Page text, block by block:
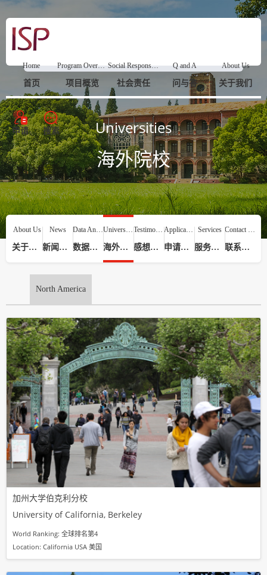
Home
首页
Program Overview
项目概览
Social Responsibility
社会责任
Q and A
问与答
About Us
关于我们
申请 搜索 Universities
海外院校
About Us
关于我们
News
新闻动态
Data Analysis
数据分析
Universities
海外院校
Testimonials
感想评价
Application Process
申请流程
Services
服务提供
Contact Us
联系我们
North America
加州大学伯克利分校
University of California, Berkeley
World Ranking: 全球排名第4
Location: California USA 美国